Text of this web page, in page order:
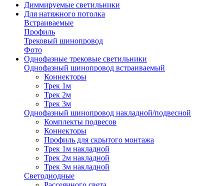
Диммируемые светильники
Для натяжного потолка
Встраиваемые
Профиль
Трековый шинопровод
Фото
Однофазные трековые светильники
Однофазный шинопровод встраиваемый
Коннекторы
Трек 1м
Трек 2м
Трек 3м
Однофазный шинопровод накладной/подвесной
Комплекты подвесов
Коннекторы
Профиль для скрытого монтажа
Трек 1м накладной
Трек 2м накладной
Трек 3м накладной
Светодиодные